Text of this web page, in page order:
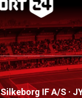
Silkeborg IF A/S ·